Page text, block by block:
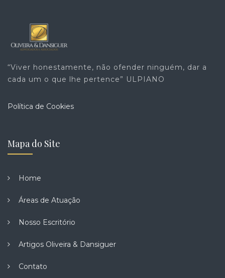
“Viver honestamente, não ofender ninguém, dar a
cada um o que lhe pertence” ULPIANO
Política de Cookies
Mapa do Site
Home
Áreas de Atuação
Nosso Escritório
Artigos Oliveira & Dansiguer
Contato